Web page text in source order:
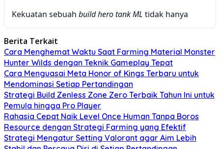
Kekuatan sebuah build hero tank ML tidak hanya
beberapa faktor penting lainnya:
1. Pemahaman Role dan Gameplay
Sebelum membahasbuild hero tank ML paling kuat,
pahami dulu peran Anda sebagai tank. Apakah Anda
lebih suka menjadiinitiator, penyerapdamageutama,
atau pendukung yang memberikan
crowd control
(CC)? Ketiga peran ini memerlukanbuildyang
berbeda. Hero tank seperti Gatotkaca ideal sebagai
initiator, sementara Franco lebih cocok untuk
Berita Terkait
Cara Menghemat Waktu Saat Farming Material Monster
Hunter Wilds dengan Teknik Gameplay Tepat
Cara Menguasai Meta Honor of Kings Terbaru untuk
Mendominasi Setiap Pertandingan
Strategi Build Zenless Zone Zero Terbaik Tahun Ini untuk
Pemula hingga Pro Player
Rahasia Cepat Naik Level Once Human Tanpa Boros
Resource dengan Strategi Farming yang Efektif
Strategi Mengatur Setting Valorant agar Aim Lebih